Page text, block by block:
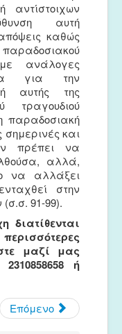
αντίστοιχων
αυτή
καθώς
ανάλογες
για την
αυτής της
τραγουδιού
παραδοσιακή
σημερινές και
πρέπει να
αλλά,
να αλλάξει
στην
91-99).
μαζί μας
ή
Επόμενο